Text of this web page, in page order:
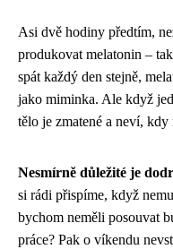
Asi dvě hodiny předtím,
produkovat melatonin –
spát každý den stejně,
jako miminka. Ale když
tělo je zmatené a neví,
Nesmírně důležité je
si rádi přispíme, když
bychom neměli posouvat
práce? Pak o víkendu